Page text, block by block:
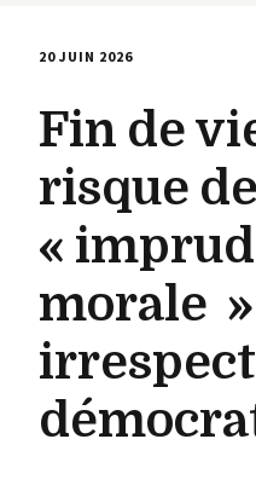
20 JUIN 2026
Fin de
risque de
«
morale »
irrespect